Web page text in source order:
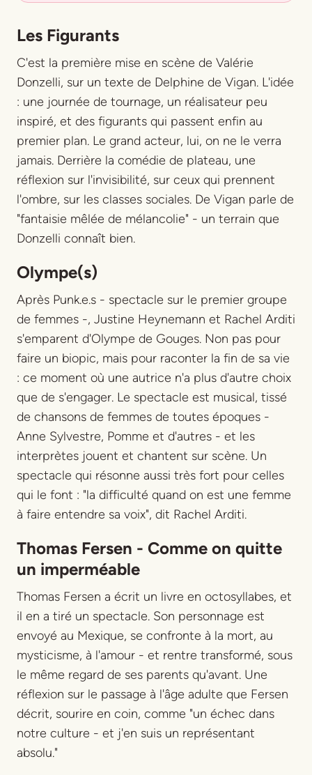
Les Figurants
C'est la première mise en scène de Valérie
Donzelli, sur un texte de Delphine de Vigan. L'idée
: une journée de tournage, un réalisateur peu
inspiré, et des figurants qui passent enfin au
premier plan. Le grand acteur, lui, on ne le verra
jamais. Derrière la comédie de plateau, une
réflexion sur l'invisibilité, sur ceux qui prennent
l'ombre, sur les classes sociales. De Vigan parle de
"fantaisie mêlée de mélancolie" - un terrain que
Donzelli connaît bien.
Olympe(s)
Après Punk.e.s - spectacle sur le premier groupe
de femmes -, Justine Heynemann et Rachel Arditi
s'emparent d'Olympe de Gouges. Non pas pour
faire un biopic, mais pour raconter la fin de sa vie
: ce moment où une autrice n'a plus d'autre choix
que de s'engager. Le spectacle est musical, tissé
de chansons de femmes de toutes époques -
Anne Sylvestre, Pomme et d'autres - et les
interprètes jouent et chantent sur scène. Un
spectacle qui résonne aussi très fort pour celles
qui le font : "la difficulté quand on est une femme
à faire entendre sa voix", dit Rachel Arditi.
Thomas Fersen - Comme on quitte
un imperméable
Thomas Fersen a écrit un livre en octosyllabes, et
il en a tiré un spectacle. Son personnage est
envoyé au Mexique, se confronte à la mort, au
mysticisme, à l'amour - et rentre transformé, sous
le même regard de ses parents qu'avant. Une
réflexion sur le passage à l'âge adulte que Fersen
décrit, sourire en coin, comme "un échec dans
notre culture - et j'en suis un représentant
absolu."